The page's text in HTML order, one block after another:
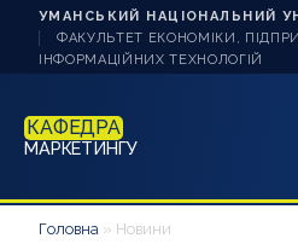
УМАНСЬКИЙ НАЦІОНАЛЬНИЙ
ФАКУЛЬТЕТ ЕКОНОМІКИ,
ІНФОРМАЦІЙНИХ ТЕХНОЛОГІЙ
КАФЕДРА
МАРКЕТИНГУ
НОВИНИ
Головна » Новини